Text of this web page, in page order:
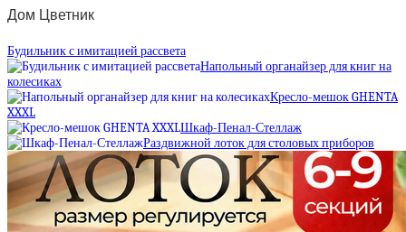
Дом Цветник
Будильник с имитацией рассвета
Напольный органайзер для книг на
колесиках
Кресло-мешок GHENTA
XXXL
Шкаф-Пенал-Стеллаж
Раздвижной лоток для столовых приборов